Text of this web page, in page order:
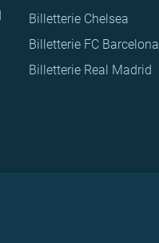
Billetterie Chelsea
Billetterie FC Barcelona
Billetterie Real Madrid